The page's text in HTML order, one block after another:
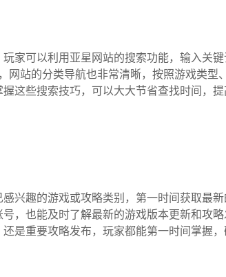
家可以利用亚星网站的搜索功能，输入关键
网站的分类导航也非常清晰，按照游戏类型
这些搜索技巧，可以大大节省查找时间，提
兴趣的游戏或攻略类别，第一时间获取最新
，也能及时了解最新的游戏版本更新和攻略
是重要攻略发布，玩家都能第一时间掌握